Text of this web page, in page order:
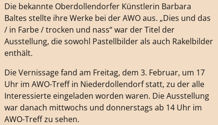
Die bekannte Oberdollendorfer Künstlerin Barbara
Baltes stellte ihre Werke bei der AWO aus. „Dies und das
/ in Farbe / trocken und nass“ war der Titel der
Ausstellung, die sowohl Pastellbilder als auch Rakelbilder
enthält.
Die Vernissage fand am Freitag, dem 3. Februar, um 17
Uhr im AWO-Treff in Niederdollendorf statt, zu der alle
Interessierte eingeladen worden waren. Die Ausstellung
war danach mittwochs und donnerstags ab 14 Uhr im
AWO-Treff zu sehen.